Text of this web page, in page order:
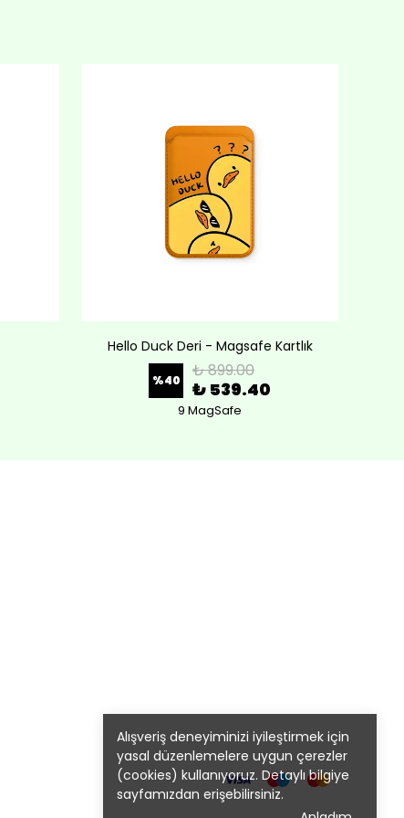
Alışveriş deneyiminizi iyileştirmek için
yasal düzenlemelere uygun çerezler
(cookies) kullanıyoruz. Detaylı bilgiye
sayfamızdan erişebilirsiniz.
Hello Duck Deri - Magsafe Kartlık
%40 ₺ 899.00
₺ 539.40
9 MagSafe